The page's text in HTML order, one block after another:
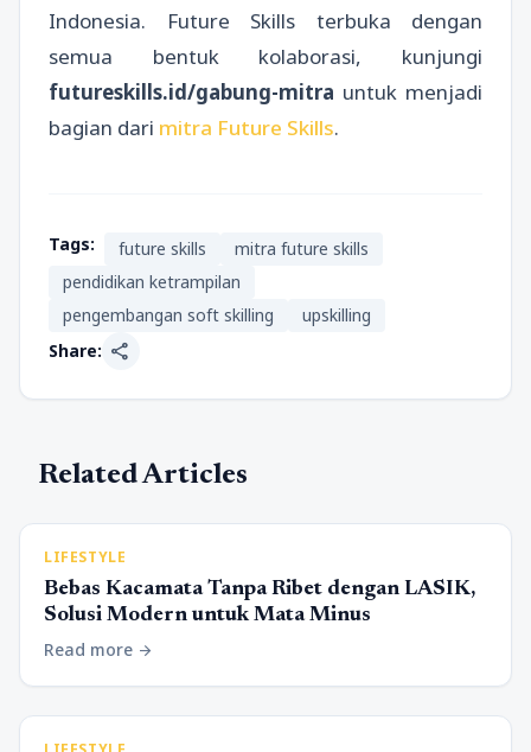
Indonesia. Future Skills terbuka dengan
semua bentuk kolaborasi, kunjungi
futureskills.id/gabung-mitra untuk menjadi
bagian dari mitra Future Skills.
Tags: future skills
mitra future skills
pendidikan ketrampilan
pengembangan soft skilling
upskilling
Share: share
Related Articles
LIFESTYLE
Bebas Kacamata Tanpa Ribet dengan LASIK,
Solusi Modern untuk Mata Minus
Read more arrow_forward